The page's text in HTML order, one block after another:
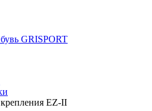
GRISPORT
EZ-II